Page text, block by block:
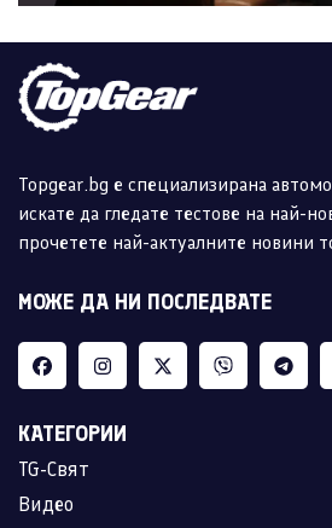
Topgear.bg е специализирана
искате да гледате тестове на най-
прочетете най-актуалните новини
МОЖЕ ДА НИ ПОСЛЕДВАТЕ
КАТЕГОРИИ
TG-Свят
Видео